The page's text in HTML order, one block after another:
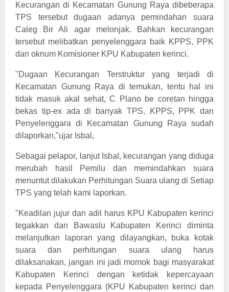
Kecurangan di Kecamatan Gunung Raya dibeberapa
TPS tersebut dugaan adanya pemindahan suara
Caleg Bir Ali agar melonjak. Bahkan kecurangan
tersebut melibatkan penyelenggara baik KPPS, PPK
dan oknum Komisioner KPU Kabupaten kerinci.
"Dugaan Kecurangan Terstruktur yang terjadi di
Kecamatan Gunung Raya di temukan, tentu hal ini
tidak masuk akal sehat, C Plano be coretan hingga
bekas tip-ex ada di banyak TPS, KPPS, PPK dan
Penyelenggara di Kecamatan Gunung Raya sudah
dilaporkan,"ujar Isbal,
Sebagai pelapor, lanjut Isbal, kecurangan yang diduga
merubah hasil Pemilu dan memindahkan suara
menuntut dilakukan Perhitungan Suara ulang di Setiap
TPS yang telah kami laporkan.
"Keadilan jujur dan adil harus KPU Kabupaten kerinci
tegakkan dan Bawaslu Kabupaten Kerinci diminta
melanjutkan laporan yang dilayangkan, buka kotak
suara dan perhitungan suara ulang harus
dilaksanakan, jangan ini jadi momok bagi masyarakat
Kabupaten Kerinci dengan ketidak kepercayaan
kepada Penyelenggara (KPU Kabupaten kerinci dan